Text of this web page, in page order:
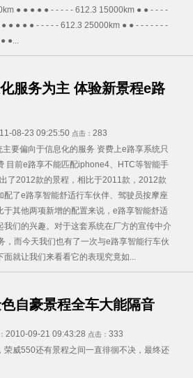
● ● ● ● ● - - - - - 612.3 15000km ● ● - - - -
● ● ● ● - - - - - 612.3 25000km ● ● - - - - - - -
●...
服务为主 体验新景程e路
08-23 09:25:50 点击： 283
要偏向于信息化的服务 资费上e路享系统只
目前e路享不能匹配iphone4、HTC等智能手
了2012款的景程，相比于2011款，2012款
配了e路享智能舒适行车伙伴、驾驶员按摩座
于其他两项新增的配置来说，e路享智能舒适
我们的兴趣。对于这套系统在厂方的宣传中介
，而今天我们也有了一次与e路享智能行车伙
面就让我们来看看它的表现究竟如...
自豪景程全车大能隔音
2010-09-21 09:43:28 点击： 333
荣威550还有景程之间一直徘徊不决，最终还